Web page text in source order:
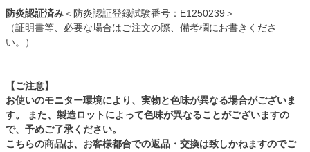
防炎認証済み＜防炎認証登録試験番号：E1250239＞
（証明書等、必要な場合はご注文の際、備考欄にお書きくださ
い。）
【ご注意】
お使いのモニター環境により、実物と色味が異なる場合がございま
す。 また、製造ロットによって色味が異なることがございますの
で、予めご了承ください。
こちらの商品は、お客様都合での返品・交換は致しかねますのでご